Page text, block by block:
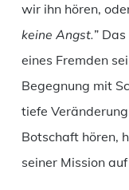
wir ihn hören,
keine Angst.”
eines Fremden
Begegnung mit
tiefe
Botschaft hören,
seiner Mission